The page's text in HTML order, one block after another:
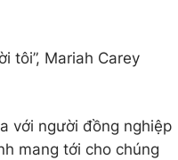
tôi”, Mariah Carey
với người đồng nghiệp
mang tới cho chúng